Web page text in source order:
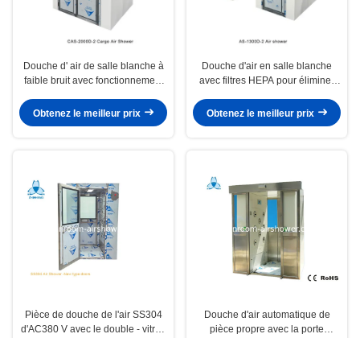
Douche d' air de salle blanche à
faible bruit avec fonctionnement
matériaux et du chariot, acier
enduit de poudre
Obtenez le meilleur prix
Douche d'air en salle blanche
avec filtres HEPA pour éliminer
personnes
Obtenez le meilleur prix
Pièce de douche de l'air SS304
d'AC380 V avec le double - vitrail
Douche d'air automatique de
pièce propre avec la porte